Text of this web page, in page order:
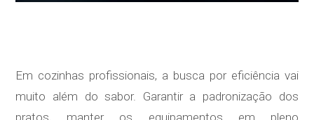
Em cozinhas profissionais, a busca por eficiência vai
muito além do sabor. Garantir a padronização dos
pratos, manter os equipamentos em pleno